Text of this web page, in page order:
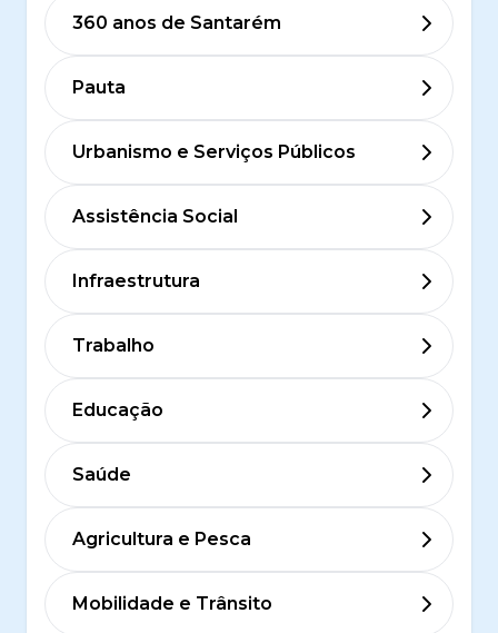
360 anos de Santarém
Pauta
Urbanismo e Serviços Públicos
Assistência Social
Infraestrutura
Trabalho
Educação
Saúde
Agricultura e Pesca
Mobilidade e Trânsito